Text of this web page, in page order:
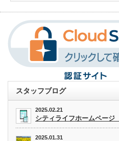
スタッフブログ
2025.02.21
シティライフホームペー
2025.01.31